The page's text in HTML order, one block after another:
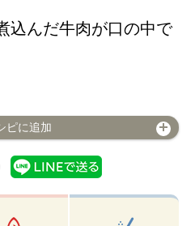
込んだ牛肉が口の中で
ピに追加